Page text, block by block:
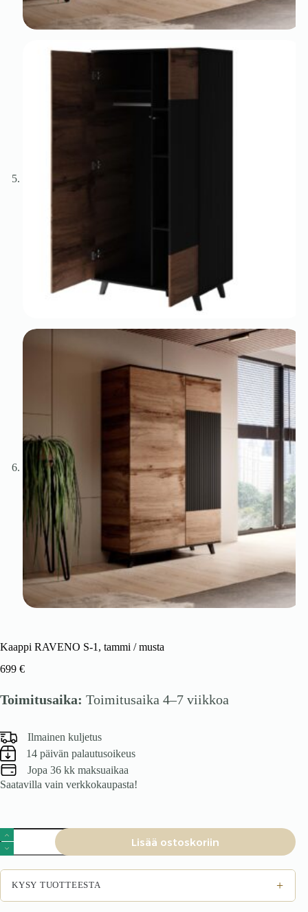
Kaappi RAVENO S-1, tammi / musta
699 €
Toimitusaika: Toimitusaika 4–7 viikkoa
Ilmainen kuljetus
14 päivän palautusoikeus
Jopa 36 kk maksuaikaa
Saatavilla vain verkkokaupasta!
Kaappi
RAVENO
S-
1,
tammi
musta
Lisää ostoskoriin
KYSY TUOTTEESTA +